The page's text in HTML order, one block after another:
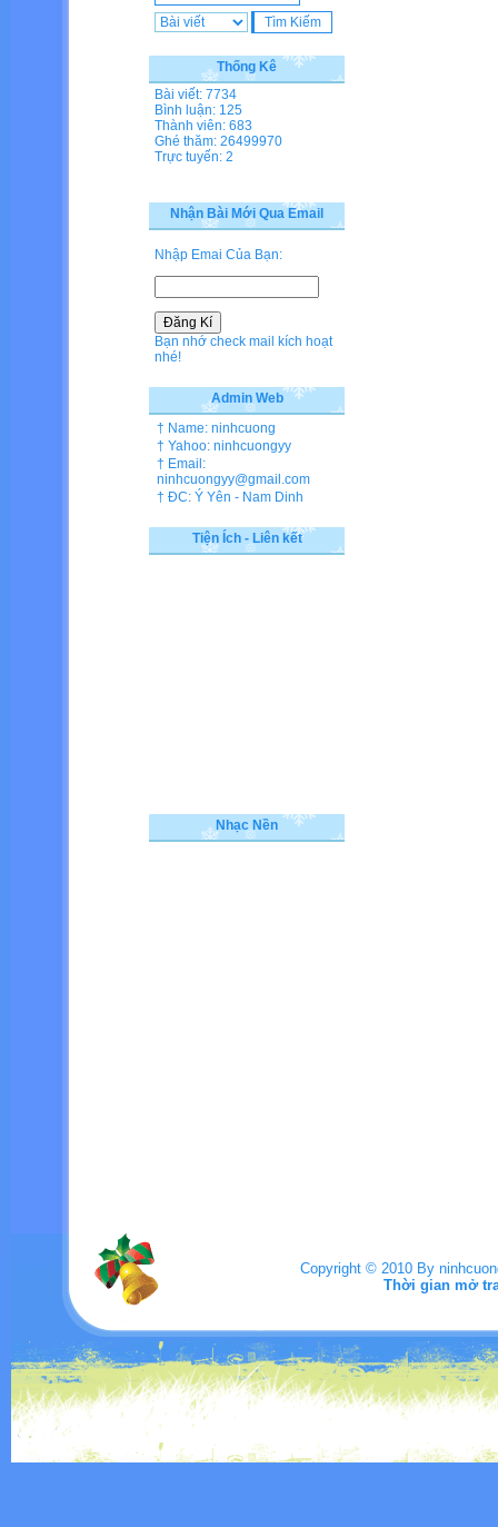
Thống Kê
Bài viết: 7734
Bình luận: 125
Thành viên: 683
Ghé thăm: 26499970
Trực tuyến: 2
Nhận Bài Mới Qua Email
Nhập Emai Của Bạn:
Bạn nhớ check mail kích hoạt
nhé!
Admin Web
† Name: ninhcuong
† Yahoo: ninhcuongyy
† Email:
ninhcuongyy@gmail.com
† ĐC: Ý Yên - Nam Dinh
Tiện Ích - Liên kết
Nhạc Nền
Copyright © 2010 By
Thời gian mở